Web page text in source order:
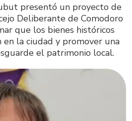
presentó un proyecto de
Deliberante de Comodoro
que los bienes históricos
en la ciudad y promover una
el patrimonio local.